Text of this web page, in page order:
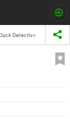
Detective